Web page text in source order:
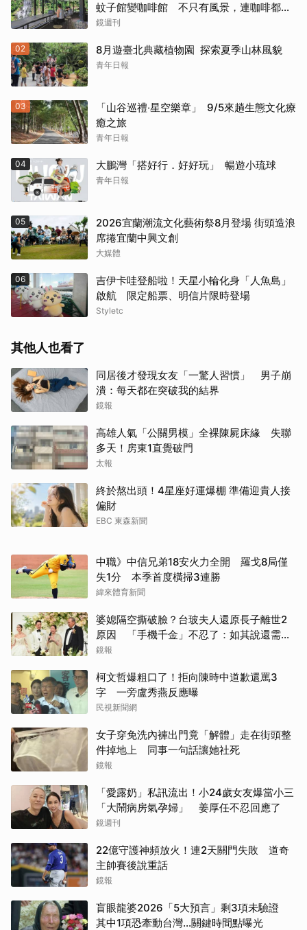
蚊子館變咖啡館 不只有風景，連咖啡都好
喝到讓人想再來
鏡週刊
02 8月遊臺北典藏植物園 探索夏季山林風貌
青年日報
03
「山谷巡禮‧星空樂章」 9/5來趟生態文化療
癒之旅
青年日報
04 大鵬灣「搭好行．好好玩」 暢遊小琉球
青年日報
05
2026宜蘭潮流文化藝術祭8月登場 街頭造浪
席捲宜蘭中興文創
大媒體
06
吉伊卡哇登船啦！天星小輪化身「人魚島」
啟航 限定船票、明信片限時登場
Styletc
其他人也看了
同居後才發現女友「一驚人習慣」 男子崩
潰：每天都在突破我的結界
鏡報
高雄人氣「公關男模」全裸陳屍床緣 失聯
多天！房東1直覺破門
太報
終於熬出頭！4星座好運爆棚 準備迎貴人接
偏財
EBC 東森新聞
中職》中信兄弟18安火力全開 羅戈8局僅
失1分 本季首度橫掃3連勝
緯來體育新聞
婆媳隔空撕破臉？台玻夫人還原長子離世2
原因 「手機千金」不忍了：如其說還需要
離開嗎？
鏡報
柯文哲爆粗口了！拒向陳時中道歉還罵3
字 一旁盧秀燕反應曝
民視新聞網
女子穿免洗內褲出門竟「解體」走在街頭整
件掉地上 同事一句話讓她社死
鏡報
「愛露奶」私訊流出！小24歲女友爆當小三
「大鬧病房氣孕婦」 姜厚任不忍回應了
鏡週刊
22億守護神頻放火！連2天關門失敗 道奇
主帥賽後說重話
鏡報
盲眼龍婆2026「5大預言」剩3項未驗證
其中1項恐牽動台灣...關鍵時間點曝光